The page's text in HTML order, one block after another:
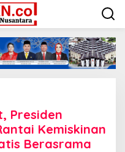
Presiden
Kemiskinan
Berasrama